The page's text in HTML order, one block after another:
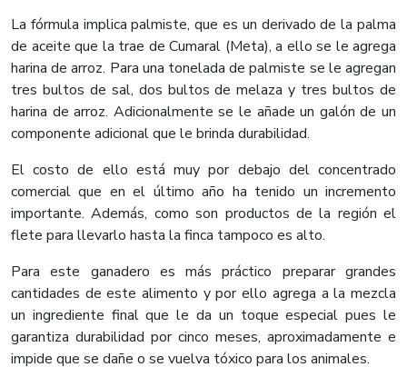
La fórmula implica palmiste, que es un derivado de la palma
de aceite que la trae de Cumaral (Meta), a ello se le agrega
harina de arroz. Para una tonelada de palmiste se le agregan
tres bultos de sal, dos bultos de melaza y tres bultos de
harina de arroz. Adicionalmente se le añade un galón de un
componente adicional que le brinda durabilidad.
El costo de ello está muy por debajo del concentrado
comercial que en el último año ha tenido un incremento
importante. Además, como son productos de la región el
flete para llevarlo hasta la finca tampoco es alto.
Para este ganadero es más práctico preparar grandes
cantidades de este alimento y por ello agrega a la mezcla
un ingrediente final que le da un toque especial pues le
garantiza durabilidad por cinco meses, aproximadamente e
impide que se dañe o se vuelva tóxico para los animales.